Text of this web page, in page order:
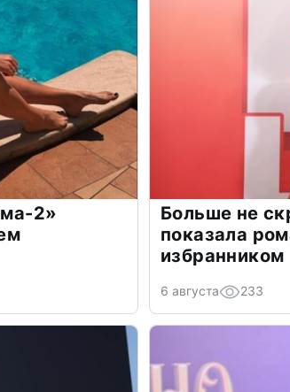
2»
Больше не
показала
избранником
6 августа 233